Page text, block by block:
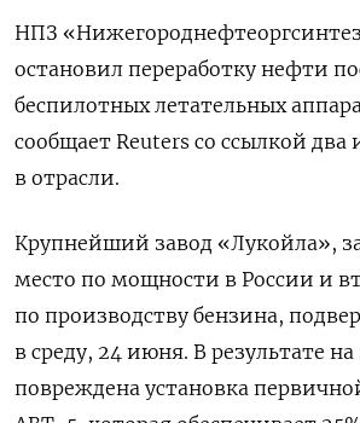
НПЗ
остановил переработку нефти
беспилотных летательных
сообщает Reuters со ссылкой два
в отрасли.
Крупнейший завод «Лукойла»,
место по мощности в России и
по производству бензина,
в среду, 24 июня. В результате на
повреждена установка